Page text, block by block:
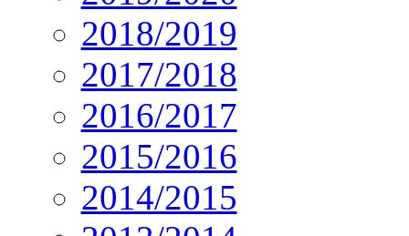
2018/2019
2017/2018
2016/2017
2015/2016
2014/2015